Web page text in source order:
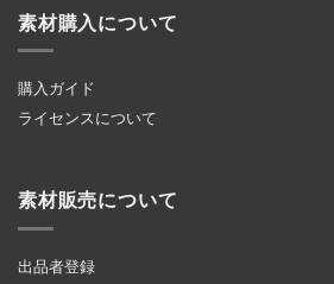
素材購入について
購入ガイド
ライセンスについて
素材販売について
出品者登録